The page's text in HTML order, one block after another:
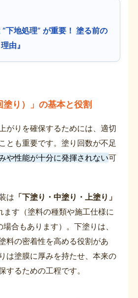
下地処理” が重要！ 塗る前の
由』
塗り）」の基本と役割
がりを確保するためには、適切
とも重要です。塗り回数が不足
や性能が十分に発揮されない可
は 「下塗り・中塗り・上塗り」
ます（塗料の種類や施工仕様に
合もあります）。下塗りは、
料の密着性を高める役割があ
は塗膜に厚みを持たせ、本来の
するための工程です。